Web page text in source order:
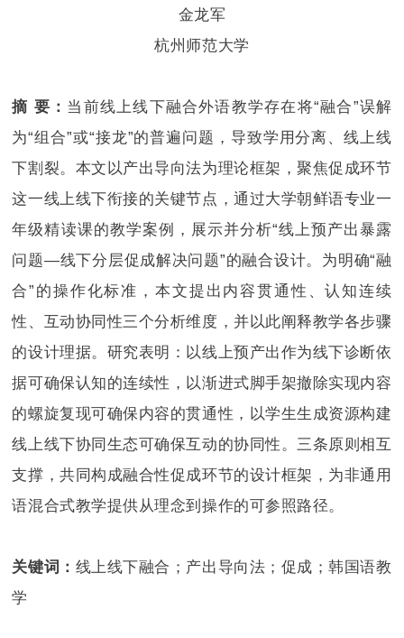
金龙军
杭州师范大学
摘 要： 当前线上线下融合外语教学存在将“融合”误解
为“组合”或“接龙”的普遍问题，导致学用分离、线上线
下割裂。本文以产出导向法为理论框架，聚焦促成环节
这一线上线下衔接的关键节点，通过大学朝鲜语专业一
年级精读课的教学案例，展示并分析“线上预产出暴露
问题—线下分层促成解决问题”的融合设计。为明确“融
合”的操作化标准，本文提出内容贯通性、认知连续
性、互动协同性三个分析维度，并以此阐释教学各步骤
的设计理据。研究表明：以线上预产出作为线下诊断依
据可确保认知的连续性，以渐进式脚手架撤除实现内容
的螺旋复现可确保内容的贯通性，以学生生成资源构建
线上线下协同生态可确保互动的协同性。三条原则相互
支撑，共同构成融合性促成环节的设计框架，为非通用
语混合式教学提供从理念到操作的可参照路径。
关键词： 线上线下融合；产出导向法；促成；韩国语教
学